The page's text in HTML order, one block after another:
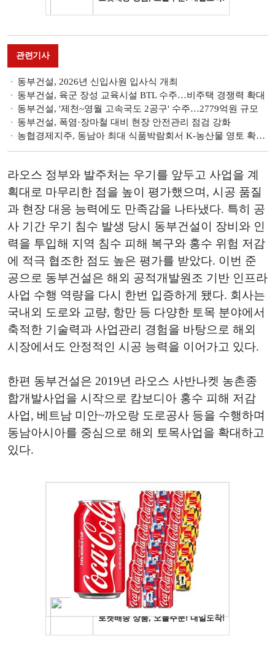
관련기사
동부건설, 2026년 신입사원 입사식 개최
동부건설, 육군 장성 교육시설 BTL 수주…비주택 경쟁력 확대
동부건설, '제천~영월 고속국도 2공구' 수주…2779억원 규모
동부건설, 폭염·장마철 대비 현장 안전관리 점검 강화
농협경제지주, 동남아 최대 식품박람회서 K-농산물 영토 확장 나서
라오스 정부와 발주처는 우기를 앞두고 사업을 계
획대로 마무리한 점을 높이 평가했으며, 시공 품질
과 현장 대응 능력에도 만족감을 나타냈다. 특히 공
사 기간 우기 침수 발생 당시 동부건설이 장비와 인
력을 투입해 지역 침수 피해 복구와 홍수 위험 저감
에 적극 협조한 점도 높은 평가를 받았다. 이번 준
공으로 동부건설은 해외 공적개발원조 기반 인프라
사업 수행 역량을 다시 한번 입증하게 됐다. 회사는
국내외 도로와 교량, 항만 등 다양한 토목 분야에서
축적한 기술력과 사업관리 경험을 바탕으로 해외
시장에서도 안정적인 시공 능력을 이어가고 있다.
한편 동부건설은 2019년 라오스 사반나켓 농촌종
합개발사업을 시작으로 캄보디아 홍수 피해 저감
사업, 베트남 미안~까오랑 도로공사 등을 수행하며
동남아시아를 중심으로 해외 토목사업을 확대하고
있다.